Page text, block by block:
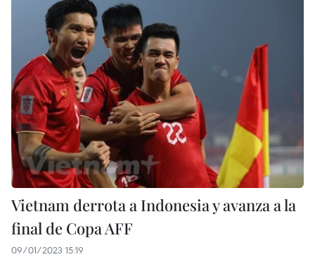
Vietnam derrota a Indonesia y avanza a la
final de Copa AFF
09/01/2023 15:19